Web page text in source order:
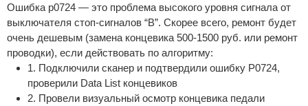
Ошибка p0724 — это проблема высокого уровня сигнала от
выключателя стоп-сигналов “B”. Скорее всего, ремонт будет
очень дешевым (замена концевика 500-1500 руб. или ремонт
проводки), если действовать по алгоритму:
1. Подключили сканер и подтвердили ошибку P0724,
проверили Data List концевиков
2. Провели визуальный осмотр концевика педали